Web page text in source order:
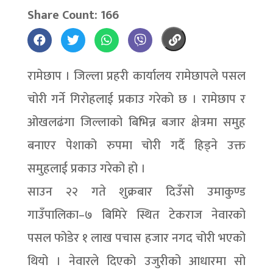
Share Count: 166
रामेछाप । जिल्ला प्रहरी कार्यालय रामेछापले पसल
चोरी गर्ने गिरोहलाई प्रकाउ गरेको छ । रामेछाप र
ओखलढंगा जिल्लाको बिभिन्न बजार क्षेत्रमा समुह
बनाएर पेशाको रुपमा चोरी गर्दै हिड्ने उक्त
समुहलाई प्रकाउ गरेको हो ।
साउन २२ गते शुक्रबार दिउँसो उमाकुण्ड
गाउँपालिका–७ बिमिरे स्थित टेकराज नेवारको
पसल फोडेर १ लाख पचास हजार नगद चोरी भएको
थियो । नेवारले दिएको उजुरीको आधारमा सो